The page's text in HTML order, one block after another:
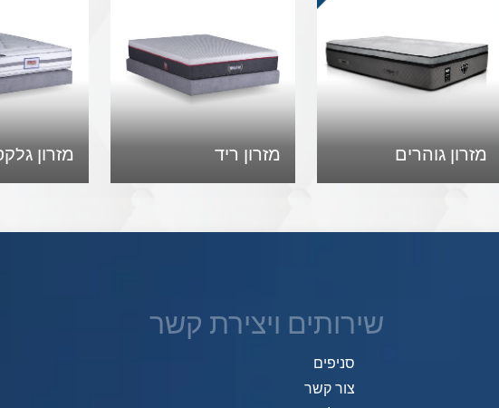
מזרון גוהרים מזרון ריד מזרון
שירותים ויצירת קשר
סניפים
צור קשר